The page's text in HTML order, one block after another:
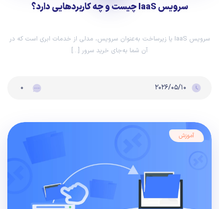
سرویس IaaS چیست و چه کاربردهایی دارد؟
سرویس IaaS یا زیرساخت به‌عنوان سرویس، مدلی از خدمات ابری است که در
آن شما به‌جای خرید سرور […]
۲۰۲۶/۰۵/۱۰ ۰
آموزش